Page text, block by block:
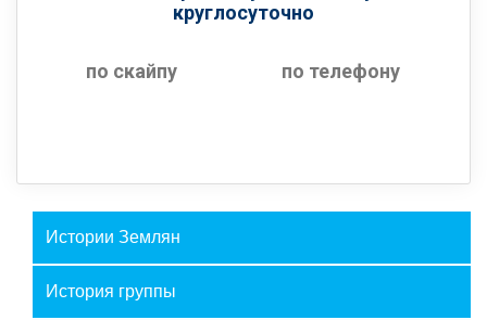
круглосуточно
по скайпу по телефону
Истории Землян
История группы